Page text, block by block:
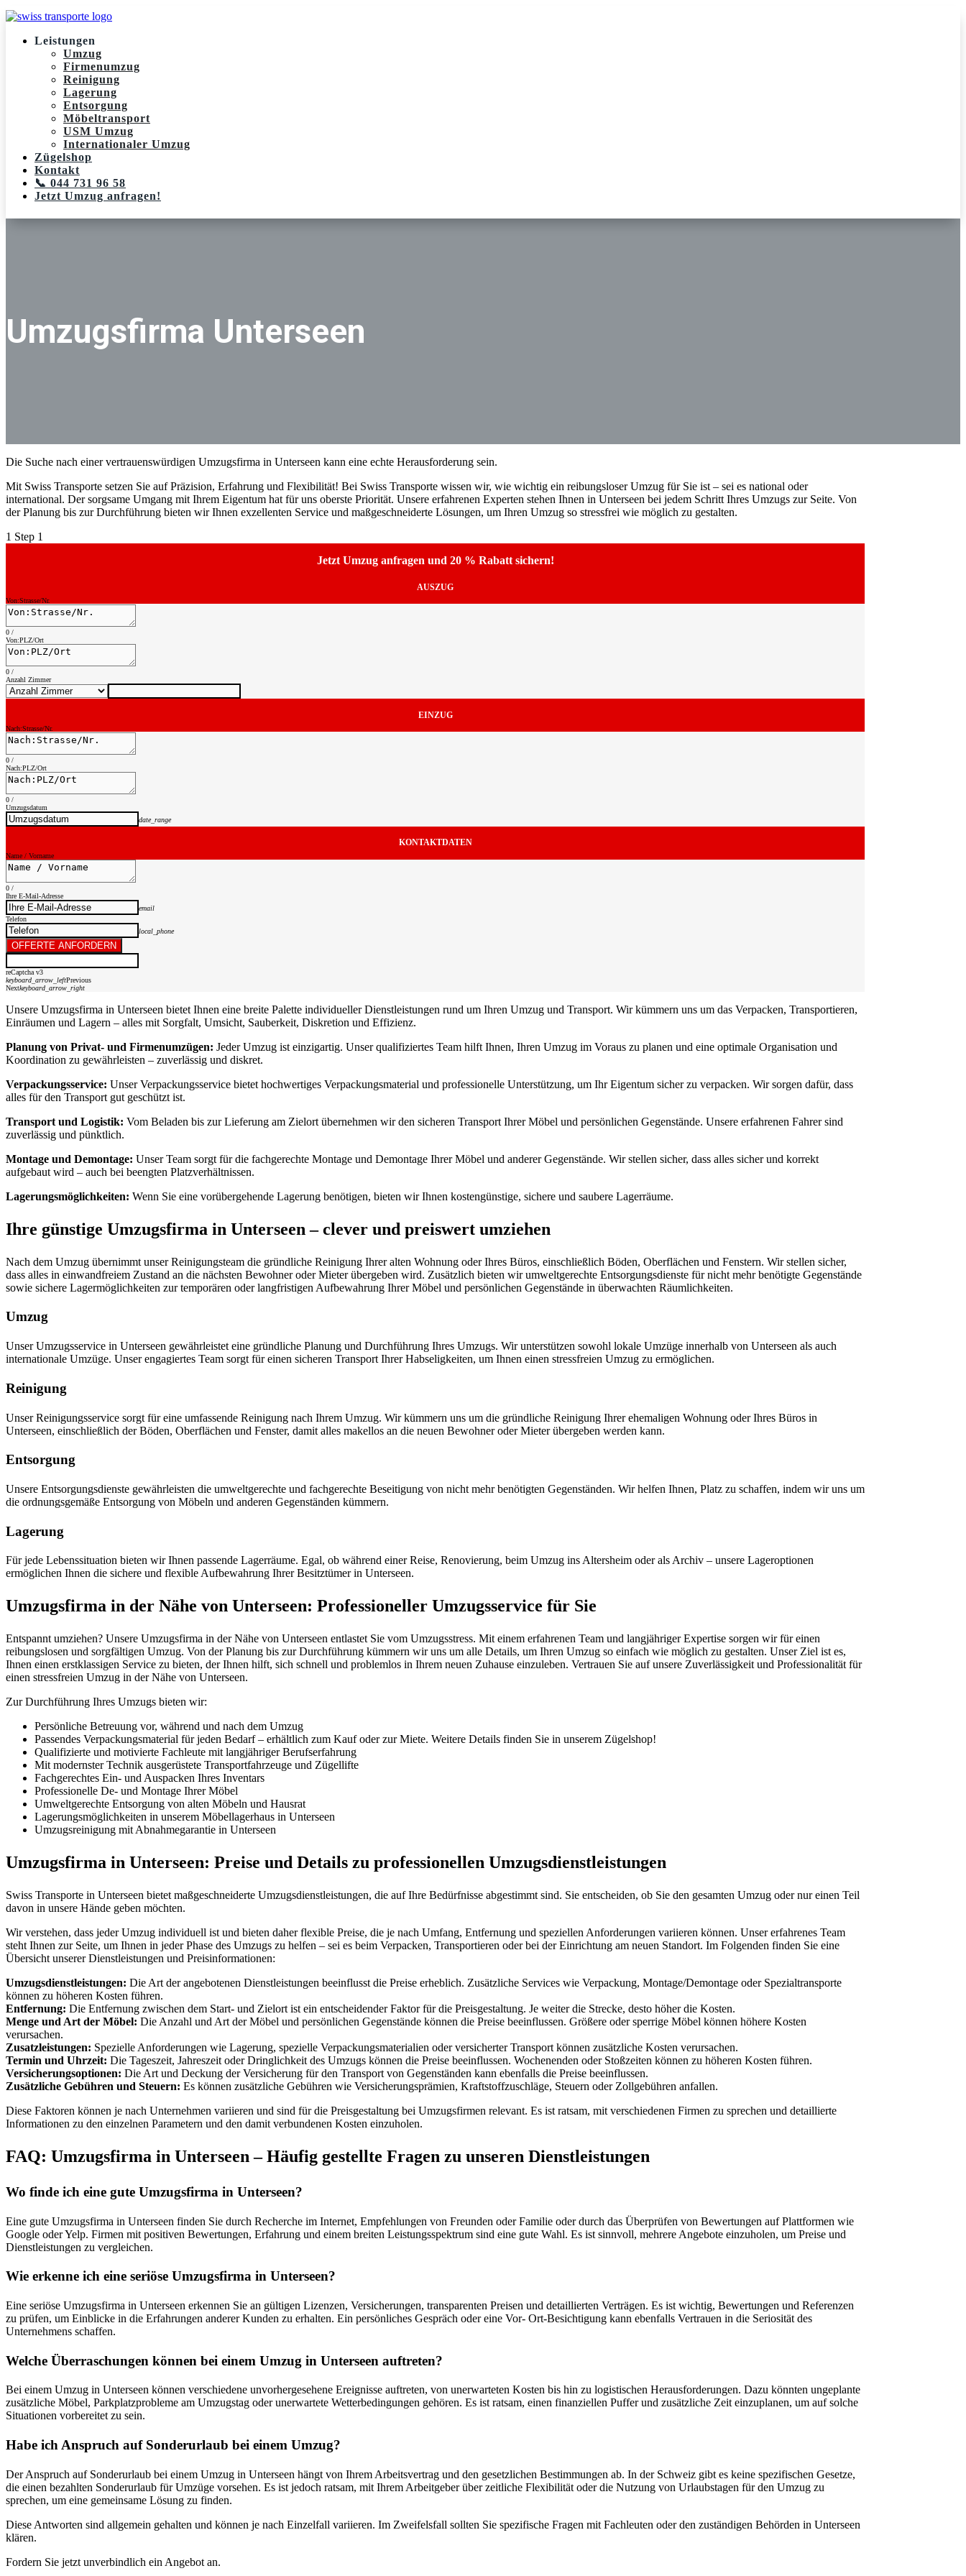
Leistungen
Umzug
Firmenumzug
Reinigung
Lagerung
Entsorgung
Möbeltransport
USM Umzug
Internationaler Umzug
Zügelshop
Kontakt
📞 044 731 96 58
Jetzt Umzug anfragen!
Umzugsfirma Unterseen
Die Suche nach einer vertrauenswürdigen Umzugsfirma in Unterseen kann eine echte Herausforderung sein.
Mit Swiss Transporte setzen Sie auf Präzision, Erfahrung und Flexibilität! Bei Swiss Transporte wissen wir, wie wichtig ein reibungsloser Umzug für Sie ist – sei es national oder
international. Der sorgsame Umgang mit Ihrem Eigentum hat für uns oberste Priorität. Unsere erfahrenen Experten stehen Ihnen in Unterseen bei jedem Schritt Ihres Umzugs zur Seite. Von
der Planung bis zur Durchführung bieten wir Ihnen exzellenten Service und maßgeschneiderte Lösungen, um Ihren Umzug so stressfrei wie möglich zu gestalten.
1 Step 1
Jetzt Umzug anfragen und 20 % Rabatt sichern!
AUSZUG
Von:Strasse/Nr.
0 /
Von:PLZ/Ort
0 /
Anzahl Zimmer
EINZUG
Nach:Strasse/Nr.
0 /
Nach:PLZ/Ort
0 /
Umzugsdatum
date_range
KONTAKTDATEN
Name / Vorname
0 /
Ihre E-Mail-Adresse
email
Telefon
local_phone
OFFERTE ANFORDERN
reCaptcha v3
keyboard_arrow_leftPrevious
Nextkeyboard_arrow_right
Unsere Umzugsfirma in Unterseen bietet Ihnen eine breite Palette individueller Dienstleistungen rund um Ihren Umzug und Transport. Wir kümmern uns um das Verpacken, Transportieren,
Einräumen und Lagern – alles mit Sorgfalt, Umsicht, Sauberkeit, Diskretion und Effizienz.
Planung von Privat- und Firmenumzügen: Jeder Umzug ist einzigartig. Unser qualifiziertes Team hilft Ihnen, Ihren Umzug im Voraus zu planen und eine optimale Organisation und
Koordination zu gewährleisten – zuverlässig und diskret.
Verpackungsservice: Unser Verpackungsservice bietet hochwertiges Verpackungsmaterial und professionelle Unterstützung, um Ihr Eigentum sicher zu verpacken. Wir sorgen dafür, dass
alles für den Transport gut geschützt ist.
Transport und Logistik: Vom Beladen bis zur Lieferung am Zielort übernehmen wir den sicheren Transport Ihrer Möbel und persönlichen Gegenstände. Unsere erfahrenen Fahrer sind
zuverlässig und pünktlich.
Montage und Demontage: Unser Team sorgt für die fachgerechte Montage und Demontage Ihrer Möbel und anderer Gegenstände. Wir stellen sicher, dass alles sicher und korrekt
aufgebaut wird – auch bei beengten Platzverhältnissen.
Lagerungsmöglichkeiten: Wenn Sie eine vorübergehende Lagerung benötigen, bieten wir Ihnen kostengünstige, sichere und saubere Lagerräume.
Ihre günstige Umzugsfirma in Unterseen – clever und preiswert umziehen
Nach dem Umzug übernimmt unser Reinigungsteam die gründliche Reinigung Ihrer alten Wohnung oder Ihres Büros, einschließlich Böden, Oberflächen und Fenstern. Wir stellen sicher,
dass alles in einwandfreiem Zustand an die nächsten Bewohner oder Mieter übergeben wird. Zusätzlich bieten wir umweltgerechte Entsorgungsdienste für nicht mehr benötigte Gegenstände
sowie sichere Lagermöglichkeiten zur temporären oder langfristigen Aufbewahrung Ihrer Möbel und persönlichen Gegenstände in überwachten Räumlichkeiten.
Umzug
Unser Umzugsservice in Unterseen gewährleistet eine gründliche Planung und Durchführung Ihres Umzugs. Wir unterstützen sowohl lokale Umzüge innerhalb von Unterseen als auch
internationale Umzüge. Unser engagiertes Team sorgt für einen sicheren Transport Ihrer Habseligkeiten, um Ihnen einen stressfreien Umzug zu ermöglichen.
Reinigung
Unser Reinigungsservice sorgt für eine umfassende Reinigung nach Ihrem Umzug. Wir kümmern uns um die gründliche Reinigung Ihrer ehemaligen Wohnung oder Ihres Büros in
Unterseen, einschließlich der Böden, Oberflächen und Fenster, damit alles makellos an die neuen Bewohner oder Mieter übergeben werden kann.
Entsorgung
Unsere Entsorgungsdienste gewährleisten die umweltgerechte und fachgerechte Beseitigung von nicht mehr benötigten Gegenständen. Wir helfen Ihnen, Platz zu schaffen, indem wir uns um
die ordnungsgemäße Entsorgung von Möbeln und anderen Gegenständen kümmern.
Lagerung
Für jede Lebenssituation bieten wir Ihnen passende Lagerräume. Egal, ob während einer Reise, Renovierung, beim Umzug ins Altersheim oder als Archiv – unsere Lageroptionen
ermöglichen Ihnen die sichere und flexible Aufbewahrung Ihrer Besitztümer in Unterseen.
Umzugsfirma in der Nähe von Unterseen: Professioneller Umzugsservice für Sie
Entspannt umziehen? Unsere Umzugsfirma in der Nähe von Unterseen entlastet Sie vom Umzugsstress. Mit einem erfahrenen Team und langjähriger Expertise sorgen wir für einen
reibungslosen und sorgfältigen Umzug. Von der Planung bis zur Durchführung kümmern wir uns um alle Details, um Ihren Umzug so einfach wie möglich zu gestalten. Unser Ziel ist es,
Ihnen einen erstklassigen Service zu bieten, der Ihnen hilft, sich schnell und problemlos in Ihrem neuen Zuhause einzuleben. Vertrauen Sie auf unsere Zuverlässigkeit und Professionalität für
einen stressfreien Umzug in der Nähe von Unterseen.
Zur Durchführung Ihres Umzugs bieten wir:
Persönliche Betreuung vor, während und nach dem Umzug
Passendes Verpackungsmaterial für jeden Bedarf – erhältlich zum Kauf oder zur Miete. Weitere Details finden Sie in unserem Zügelshop!
Qualifizierte und motivierte Fachleute mit langjähriger Berufserfahrung
Mit modernster Technik ausgerüstete Transportfahrzeuge und Zügellifte
Fachgerechtes Ein- und Auspacken Ihres Inventars
Professionelle De- und Montage Ihrer Möbel
Umweltgerechte Entsorgung von alten Möbeln und Hausrat
Lagerungsmöglichkeiten in unserem Möbellagerhaus in Unterseen
Umzugsreinigung mit Abnahmegarantie in Unterseen
Umzugsfirma in Unterseen: Preise und Details zu professionellen Umzugsdienstleistungen
Swiss Transporte in Unterseen bietet maßgeschneiderte Umzugsdienstleistungen, die auf Ihre Bedürfnisse abgestimmt sind. Sie entscheiden, ob Sie den gesamten Umzug oder nur einen Teil
davon in unsere Hände geben möchten.
Wir verstehen, dass jeder Umzug individuell ist und bieten daher flexible Preise, die je nach Umfang, Entfernung und speziellen Anforderungen variieren können. Unser erfahrenes Team
steht Ihnen zur Seite, um Ihnen in jeder Phase des Umzugs zu helfen – sei es beim Verpacken, Transportieren oder bei der Einrichtung am neuen Standort. Im Folgenden finden Sie eine
Übersicht unserer Dienstleistungen und Preisinformationen:
Umzugsdienstleistungen: Die Art der angebotenen Dienstleistungen beeinflusst die Preise erheblich. Zusätzliche Services wie Verpackung, Montage/Demontage oder Spezialtransporte
können zu höheren Kosten führen.
Entfernung: Die Entfernung zwischen dem Start- und Zielort ist ein entscheidender Faktor für die Preisgestaltung. Je weiter die Strecke, desto höher die Kosten.
Menge und Art der Möbel: Die Anzahl und Art der Möbel und persönlichen Gegenstände können die Preise beeinflussen. Größere oder sperrige Möbel können höhere Kosten
verursachen.
Zusatzleistungen: Spezielle Anforderungen wie Lagerung, spezielle Verpackungsmaterialien oder versicherter Transport können zusätzliche Kosten verursachen.
Termin und Uhrzeit: Die Tageszeit, Jahreszeit oder Dringlichkeit des Umzugs können die Preise beeinflussen. Wochenenden oder Stoßzeiten können zu höheren Kosten führen.
Versicherungsoptionen: Die Art und Deckung der Versicherung für den Transport von Gegenständen kann ebenfalls die Preise beeinflussen.
Zusätzliche Gebühren und Steuern: Es können zusätzliche Gebühren wie Versicherungsprämien, Kraftstoffzuschläge, Steuern oder Zollgebühren anfallen.
Diese Faktoren können je nach Unternehmen variieren und sind für die Preisgestaltung bei Umzugsfirmen relevant. Es ist ratsam, mit verschiedenen Firmen zu sprechen und detaillierte
Informationen zu den einzelnen Parametern und den damit verbundenen Kosten einzuholen.
FAQ: Umzugsfirma in Unterseen – Häufig gestellte Fragen zu unseren Dienstleistungen
Wo finde ich eine gute Umzugsfirma in Unterseen?
Eine gute Umzugsfirma in Unterseen finden Sie durch Recherche im Internet, Empfehlungen von Freunden oder Familie oder durch das Überprüfen von Bewertungen auf Plattformen wie
Google oder Yelp. Firmen mit positiven Bewertungen, Erfahrung und einem breiten Leistungsspektrum sind eine gute Wahl. Es ist sinnvoll, mehrere Angebote einzuholen, um Preise und
Dienstleistungen zu vergleichen.
Wie erkenne ich eine seriöse Umzugsfirma in Unterseen?
Eine seriöse Umzugsfirma in Unterseen erkennen Sie an gültigen Lizenzen, Versicherungen, transparenten Preisen und detaillierten Verträgen. Es ist wichtig, Bewertungen und Referenzen
zu prüfen, um Einblicke in die Erfahrungen anderer Kunden zu erhalten. Ein persönliches Gespräch oder eine Vor- Ort-Besichtigung kann ebenfalls Vertrauen in die Seriosität des
Unternehmens schaffen.
Welche Überraschungen können bei einem Umzug in Unterseen auftreten?
Bei einem Umzug in Unterseen können verschiedene unvorhergesehene Ereignisse auftreten, von unerwarteten Kosten bis hin zu logistischen Herausforderungen. Dazu könnten ungeplante
zusätzliche Möbel, Parkplatzprobleme am Umzugstag oder unerwartete Wetterbedingungen gehören. Es ist ratsam, einen finanziellen Puffer und zusätzliche Zeit einzuplanen, um auf solche
Situationen vorbereitet zu sein.
Habe ich Anspruch auf Sonderurlaub bei einem Umzug?
Der Anspruch auf Sonderurlaub bei einem Umzug in Unterseen hängt von Ihrem Arbeitsvertrag und den gesetzlichen Bestimmungen ab. In der Schweiz gibt es keine spezifischen Gesetze,
die einen bezahlten Sonderurlaub für Umzüge vorsehen. Es ist jedoch ratsam, mit Ihrem Arbeitgeber über zeitliche Flexibilität oder die Nutzung von Urlaubstagen für den Umzug zu
sprechen, um eine gemeinsame Lösung zu finden.
Diese Antworten sind allgemein gehalten und können je nach Einzelfall variieren. Im Zweifelsfall sollten Sie spezifische Fragen mit Fachleuten oder den zuständigen Behörden in Unterseen
klären.
Fordern Sie jetzt unverbindlich ein Angebot an.